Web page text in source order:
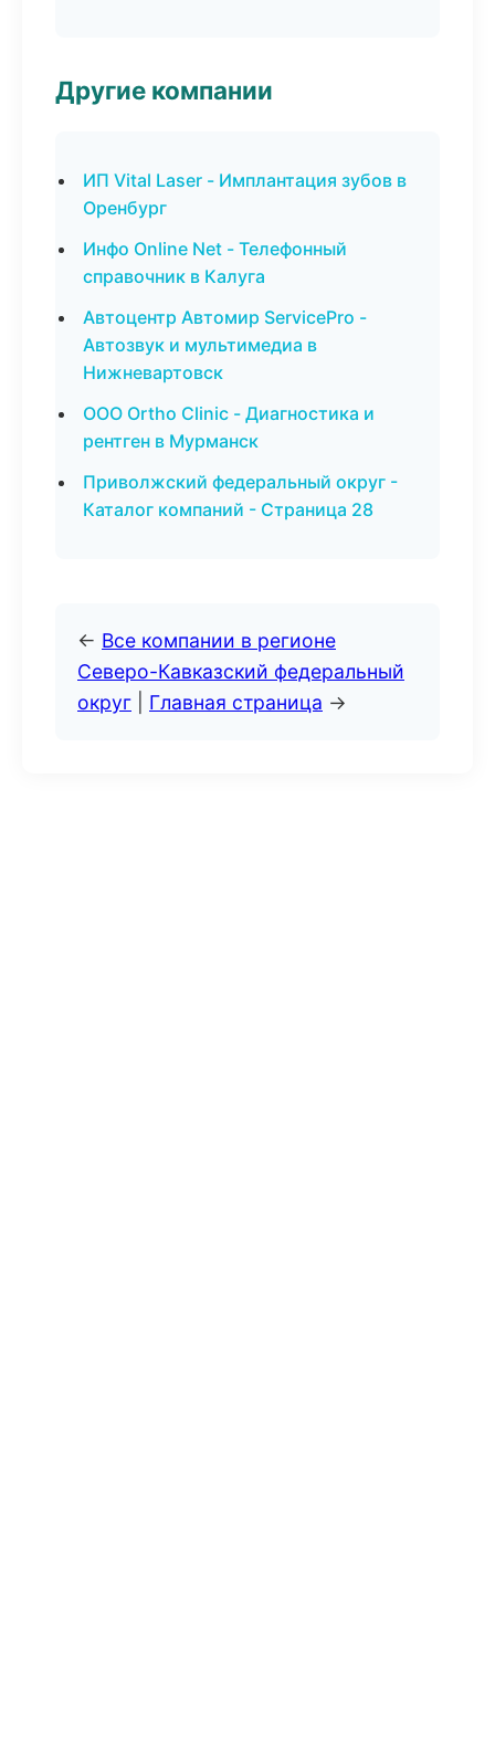
Другие компании
ИП Vital Laser - Имплантация зубов в
Оренбург
Инфо Online Net - Телефонный
справочник в Калуга
Автоцентр Автомир ServicePro -
Автозвук и мультимедиа в
Нижневартовск
ООО Ortho Clinic - Диагностика и
рентген в Мурманск
Приволжский федеральный округ -
Каталог компаний - Страница 28
← Все компании в регионе
Северо-Кавказский федеральный
округ
Главная страница →